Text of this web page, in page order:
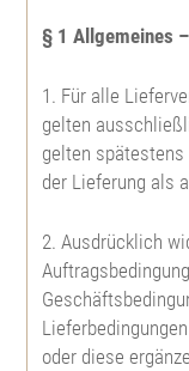
Große Küstentanne
Koreatanne
Nordmannstanne
Niccotanne
Pazífische
Spitzahorn
Bergahorn
Roterle,
Weißerle, Grauerle
Bronzebirke,
Topfpflanzen
Weißtanne
Große
Pazífische
Nordmannstanne
Feld- u.
Feldahorn
Feuerahorn
Roßkastanie
Heckenpflanzen
Berberitze,
Hainbuche
Kulturpflege
§ 1 Allgemeines
1. Für alle
gelten
gelten
der Lieferung als
2. Ausdrücklich
oder diese